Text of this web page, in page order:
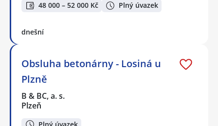
48 000 – 52 000 Kč Plný úvazek
dnešní
Obsluha betonárny - Losiná u
Plzně
B & BC, a. s.
Plzeň